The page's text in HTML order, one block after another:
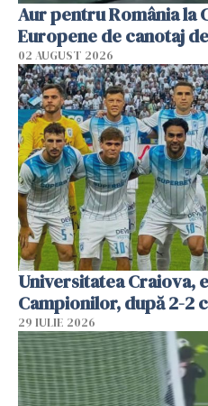
Aur pentru România la
Europene de canotaj
02 AUGUST 2026
Universitatea Craiova,
Campionilor, după 2-2
29 IULIE 2026